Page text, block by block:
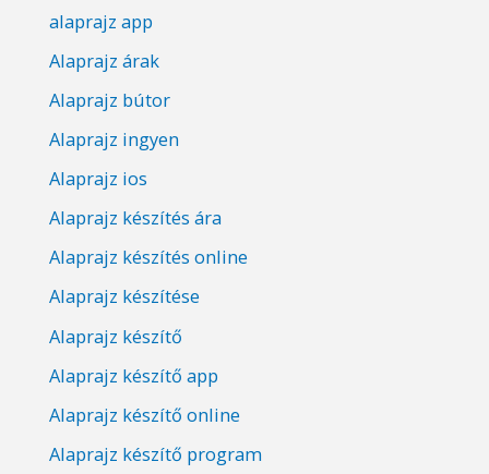
alaprajz app
Alaprajz árak
Alaprajz bútor
Alaprajz ingyen
Alaprajz ios
Alaprajz készítés ára
Alaprajz készítés online
Alaprajz készítése
Alaprajz készítő
Alaprajz készítő app
Alaprajz készítő online
Alaprajz készítő program